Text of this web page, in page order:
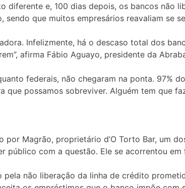
diferente e, 100 dias depois, os bancos
sendo que muitos empresários reavaliam
Infelizmente, há o descaso total dos
afirma Fábio Aguayo, presidente da
federais, não chegaram na ponta.
que possamos sobreviver. Alguém tem que
por Magrão, proprietário d’O Torto Bar, um
com a questão. Ele se acorrentou
não liberação da linha de crédito